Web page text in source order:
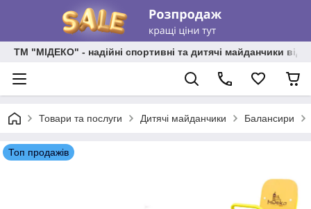
ТМ "МІДЕКО" - надійні спортивні та дитячі майданчики від
Товари та послуги Дитячі майданчики Балансири
Топ продажів